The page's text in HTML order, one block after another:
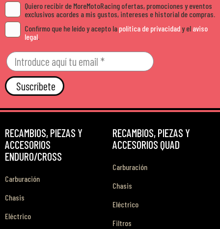
Quiero recibir de MoreMotoRacing ofertas, promociones y eventos
exclusivos acordes a mis gustos, intereses e historial de compras.
Confirmo que he leído y acepto la política de privacidady el aviso
legal
Suscríbete
RECAMBIOS, PIEZAS Y
ACCESORIOS
ENDURO/CROSS
Carburación
Chasis
Eléctrico
RECAMBIOS, PIEZAS Y
ACCESORIOS QUAD
Carburación
Chasis
Eléctrico
Filtros